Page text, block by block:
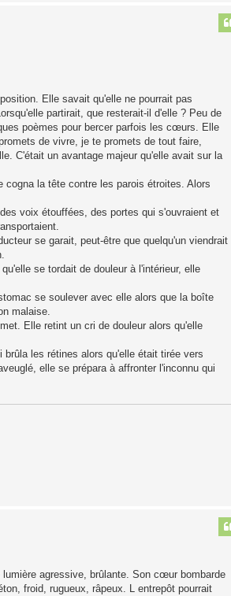
Elle savait qu'elle ne pourrait pas
partirait, que resterait-il d'elle ? Peu de
poèmes pour bercer parfois les cœurs. Elle
de vivre, je te promets de tout faire,
C'était un avantage majeur qu'elle avait sur la
la tête contre les parois étroites. Alors
voix étouffées, des portes qui s'ouvraient et
se garait, peut-être que quelqu'un viendrait
se tordait de douleur à l'intérieur, elle
se soulever avec elle alors que la boîte
malaise.
Elle retint un cri de douleur alors qu'elle
les rétines alors qu'elle était tirée vers
elle se prépara à affronter l'inconnu qui
agressive, brûlante. Son cœur bombarde
froid, rugueux, râpeux. L entrepôt pourrait